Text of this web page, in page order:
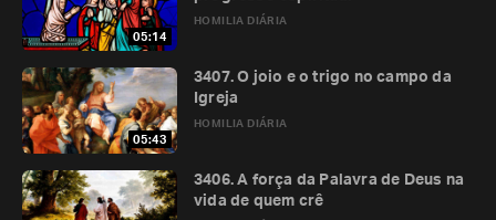
05:14
HOMILIA DIÁRIA
05:43
HOMILIA DIÁRIA
3407. O joio e o trigo no campo da
Igreja
3406. A força da Palavra de Deus na
vida de quem crê